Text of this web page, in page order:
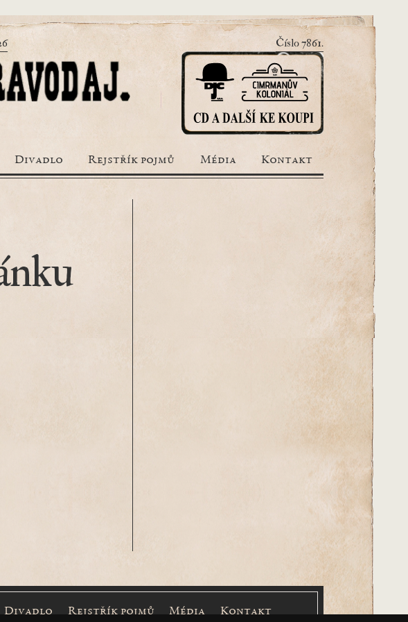
Číslo 7861.
Divadlo Rejstřík pojmů Média Kontakt
Divadlo Rejstřík pojmů Média Kontakt